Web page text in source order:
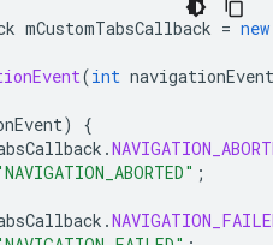
mCustomTabsCallback = new
(int navigationEvent
)
{
.
;
.